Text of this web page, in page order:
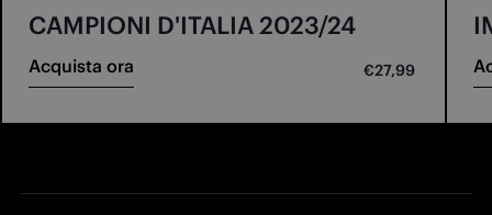
CAMPIONI D'ITALIA 2023/24
Acquista ora €27,99